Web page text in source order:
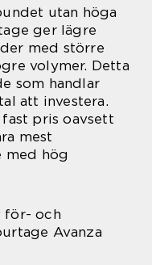
utan höga
ger lägre
med större
volymer. Detta
som handlar
att investera.
pris oavsett
mest
med hög
för- och
Avanza